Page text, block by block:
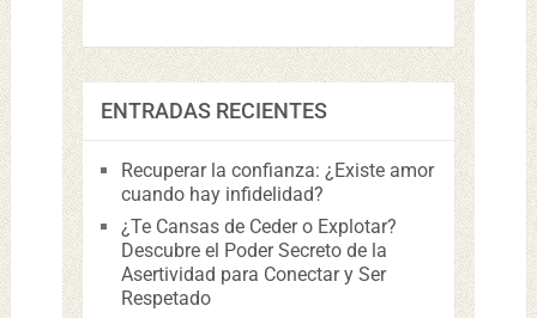
ENTRADAS RECIENTES
Recuperar la confianza: ¿Existe amor
cuando hay infidelidad?
¿Te Cansas de Ceder o Explotar?
Descubre el Poder Secreto de la
Asertividad para Conectar y Ser
Respetado